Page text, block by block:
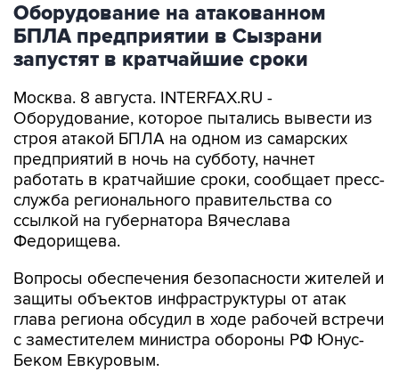
Оборудование на атакованном
БПЛА предприятии в Сызрани
запустят в кратчайшие сроки
Москва. 8 августа. INTERFAX.RU -
Оборудование, которое пытались вывести из
строя атакой БПЛА на одном из самарских
предприятий в ночь на субботу, начнет
работать в кратчайшие сроки, сообщает пресс-
служба регионального правительства со
ссылкой на губернатора Вячеслава
Федорищева.
Вопросы обеспечения безопасности жителей и
защиты объектов инфраструктуры от атак
глава региона обсудил в ходе рабочей встречи
с заместителем министра обороны РФ Юнус-
Беком Евкуровым.